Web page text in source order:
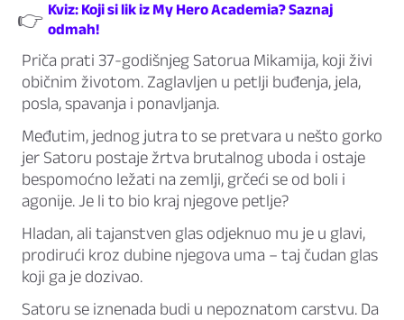
👉 Kviz: Koji si lik iz My Hero Academia? Saznaj
odmah!
Priča prati 37-godišnjeg Satorua Mikamija, koji živi
običnim životom. Zaglavljen u petlji buđenja, jela,
posla, spavanja i ponavljanja.
Međutim, jednog jutra to se pretvara u nešto gorko
jer Satoru postaje žrtva brutalnog uboda i ostaje
bespomoćno ležati na zemlji, grčeći se od boli i
agonije. Je li to bio kraj njegove petlje?
Hladan, ali tajanstven glas odjeknuo mu je u glavi,
prodirući kroz dubine njegova uma – taj čudan glas
koji ga je dozivao.
Satoru se iznenada budi u nepoznatom carstvu. Da